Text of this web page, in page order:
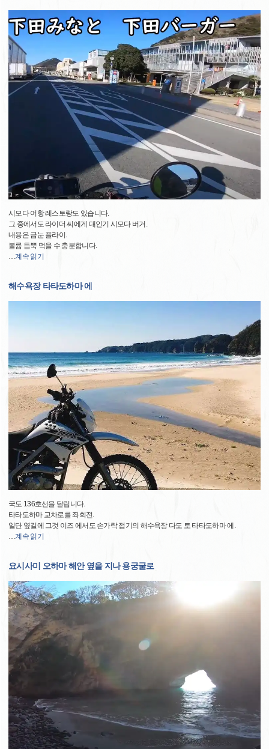
시모다 어항 레스토랑도 있습니다.
그 중에서도 라이더 씨에게 대인기 시모다 버거.
내용은 금눈 플라이.
볼륨 듬뿍 먹을 수 충분합니다.
…계속 읽기
해수욕장 타타도하마 에
국도 136호선을 달립니다.
타타도하마 교차로를 좌회전.
일단 옆길에 그것 이즈 에서도 손가락 접기의 해수욕장 다도 토 타타도하마 에.
…계속 읽기
요시사미 오하마 해안 옆을 지나 용궁굴로